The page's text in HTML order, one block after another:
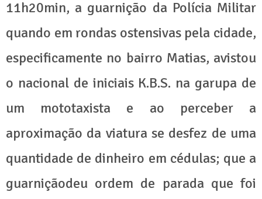
11h20min, a guarnição da Polícia Militar
quando em rondas ostensivas pela cidade,
especificamente no bairro Matias, avistou
o nacional de iniciais K.B.S. na garupa de
um mototaxista e ao perceber a
aproximação da viatura se desfez de uma
quantidade de dinheiro em cédulas; que a
guarniçãodeu ordem de parada que foi